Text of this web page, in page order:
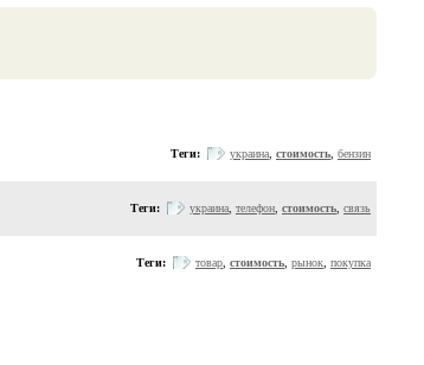
Теги: украина стоимость бензин
Теги: украина телефон стоимость связь
Теги: товар стоимость рынок покупка